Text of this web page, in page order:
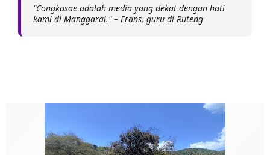
"Congkasae adalah media yang dekat dengan hati
kami di Manggarai." – Frans, guru di Ruteng